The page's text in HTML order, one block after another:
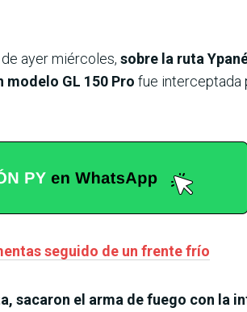
ayer miércoles, sobre la ruta
GL 150 Pro fue interceptada
seguido de un frente frío
sacaron el arma de fuego con la